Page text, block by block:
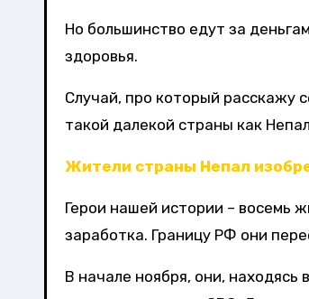
Но большинство едут за
здоровья.
Случай, про который расскажу
такой далекой страны как
Жители страны Непал
Герои нашей истории – восемь
заработка. Границу РФ они
В начале ноября, они,